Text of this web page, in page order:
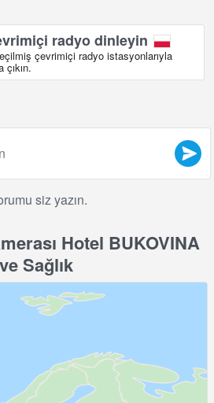
radyo dinleyin
çevrimiçi radyo istasyonlarıyla
siz yazın.
Hotel BUKOVINA
Sağlık